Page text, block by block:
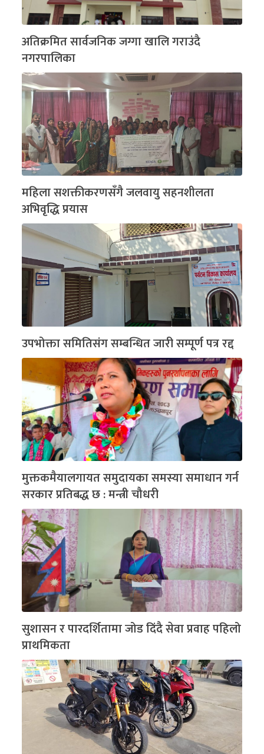
अतिक्रमित सार्वजनिक जग्गा खालि गराउंदै
नगरपालिका
महिला सशक्तीकरणसँगै जलवायु सहनशीलता
अभिवृद्धि प्रयास
उपभोक्ता समितिसंग सम्बन्धित जारी सम्पूर्ण पत्र रद्द
मुक्तकमैयालगायत समुदायका समस्या समाधान गर्न
सरकार प्रतिबद्ध छ : मन्त्री चौधरी
सुशासन र पारदर्शितामा जोड दिंदै सेवा प्रवाह पहिलो
प्राथमिकता